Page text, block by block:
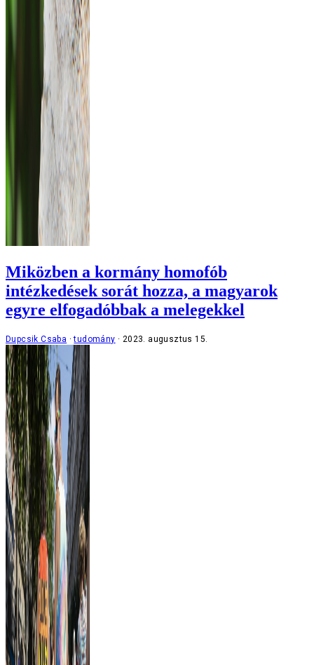
Miközben a kormány homofób
intézkedések sorát hozza, a magyarok
egyre elfogadóbbak a melegekkel
Dupcsik Csaba tudomány 2023. augusztus 15.